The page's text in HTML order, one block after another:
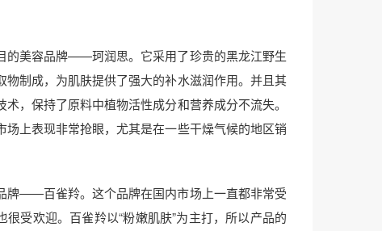
的美容品牌——珂润思。它采用了珍贵的黑龙江野生
物制成，为肌肤提供了强大的补水滋润作用。并且其
，保持了原料中植物活性成分和营养成分不流失。
场上表现非常抢眼，尤其是在一些干燥气候的地区销
牌——百雀羚。这个品牌在国内市场上一直都非常受
很受欢迎。百雀羚以“粉嫩肌肤”为主打，所以产品的